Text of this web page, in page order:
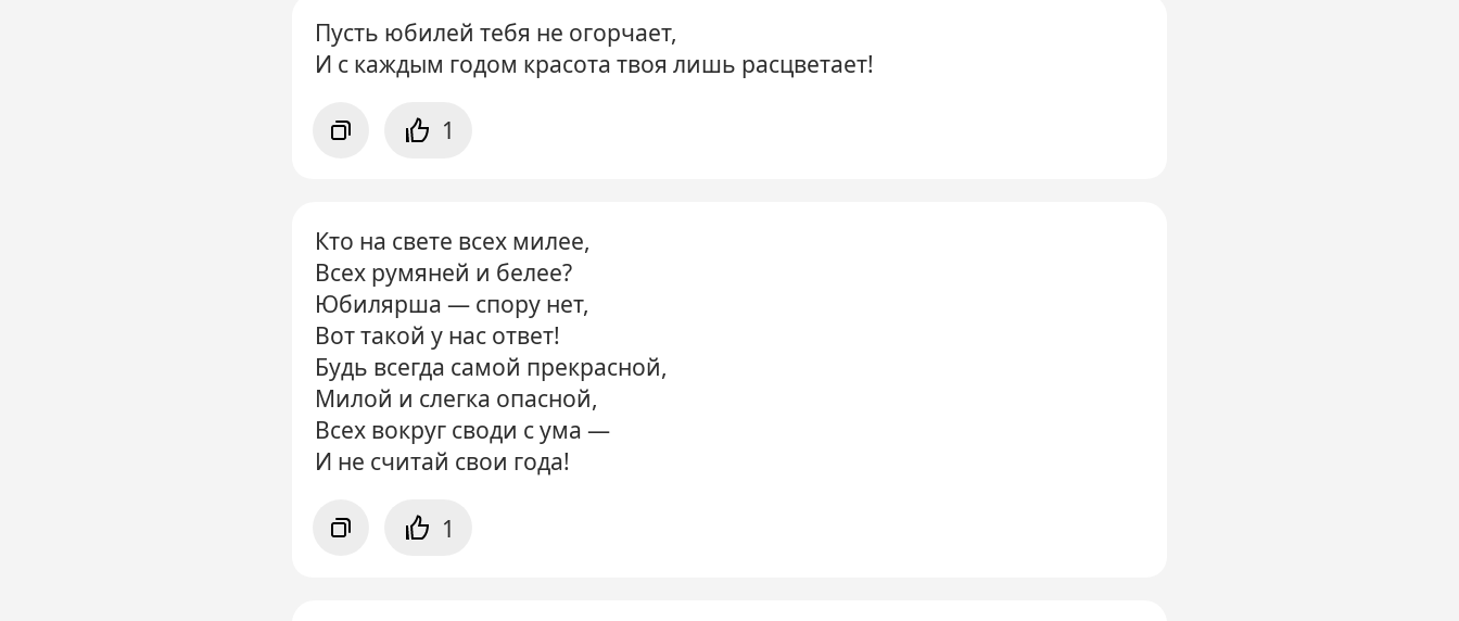
Пусть юбилей тебя не огорчает,
И с каждым годом красота твоя лишь расцветает!
1
Кто на свете всех милее,
Всех румяней и белее?
Юбилярша — спору нет,
Вот такой у нас ответ!
Будь всегда самой прекрасной,
Милой и слегка опасной,
Всех вокруг своди с ума —
И не считай свои года!
1